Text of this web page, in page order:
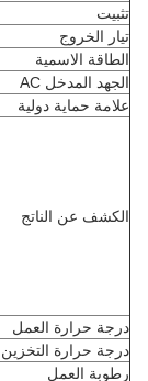
تثبيت
تيار الخروج
الطاقة الاسمية
الجهد المدخل AC
علامة حماية دولية
الكشف عن الناتج
درجة حرارة العمل
درجة حرارة التخزين
رطوبة العمل